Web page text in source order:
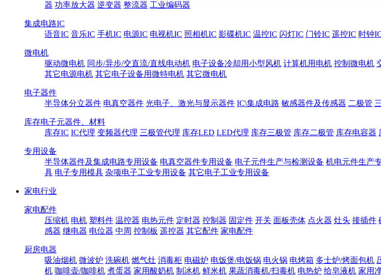
器 功率放大器 逆变器 整流器 工业编码器
集成电路IC
语音IC 音乐IC 手机IC 电源IC 电视机IC 照相机IC 影碟机IC 温控IC 闪灯IC 门铃IC 遥控IC 时钟
微电机
驱动微电机 同步/异步/交直流/直线电动机 电子设备冷却用小型风机 计算机用电机 控制微电机
其它电源电机 其它电子设备用微特电机 其它微电机
电子器件
半导体分立器件 电真空器件 光电子、激光与显示器件 IC\集成电路 敏感器件及传感器 二极管
库存电子元器件、材料
库存IC IC代理 变频器代理 三极管代理 库存LED LED代理 库存三极管 库存二极管 库存电容器
专用设备
半导体器件及集成电路专用设备 电真空器件专用设备 电子元件生产与检测设备 机电元件生产
具 电子专用模具 杂项电子工业专用设备 其它电子工业专用设备
家电行业
家电配件
压缩机 电机 塑料件 温控器 电热元件 定时器 控制器 固定件 开关 面板壳体 点火器 灶头 接插件
感器 继电器 电位器 中周 控制板 遥控器 其它配件 家电配件
厨房电器
吸油烟机 微波炉 洗碗机 燃气灶 消毒柜 电磁炉 电饭煲/电饭锅 电火锅 电烤箱 多士炉/烤面包机
机 咖啡壶/咖啡机 煮蛋器 家用酸奶机 制冰机 鲜米机 果蔬消毒机/扫毒机 电热炉 给皂液机 家用